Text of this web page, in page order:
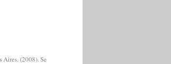
(2008). Se